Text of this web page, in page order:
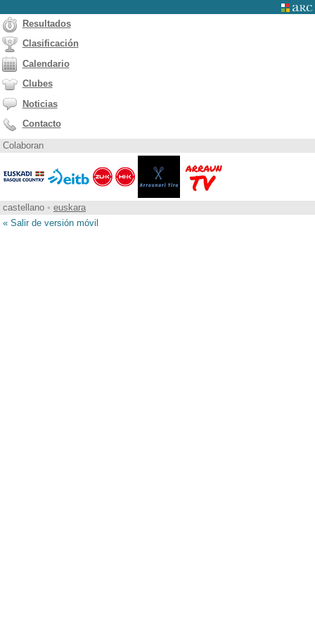
Resultados
Clasificación
Calendario
Clubes
Noticias
Contacto
Colaboran
castellano • euskara
« Salir de versión móvil